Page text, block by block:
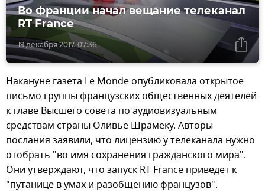
19 декабря 2017, 07:36
Во Франции начал вещание телеканал
RT France
Накануне газета Le Monde опубликовала открытое
письмо группы французских общественных деятелей
к главе Высшего совета по аудиовизуальным
средствам страны Оливье Шрамеку. Авторы
послания заявили, что лицензию у телеканала нужно
отобрать "во имя сохранения гражданского мира".
Они утверждают, что запуск RT France приведет к
"путанице в умах и разобщению французов".